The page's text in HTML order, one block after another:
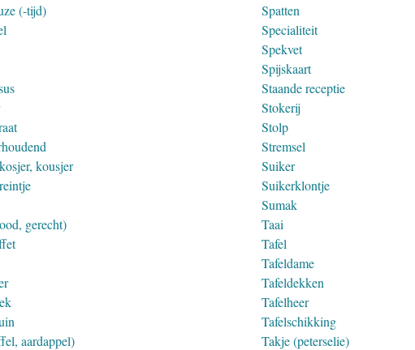
(-tijd)
kousjer
gerecht)
aardappel)
Spatten
Specialiteit
Spekvet
Spijskaart
Staande receptie
Stokerij
Stolp
Stremsel
Suiker
Suikerklontje
Sumak
Taai
Tafel
Tafeldame
Tafeldekken
Tafelheer
Tafelschikking
Takje (peterselie)